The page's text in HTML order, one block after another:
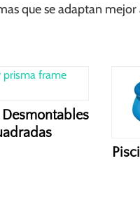
que se adaptan
Desmontables